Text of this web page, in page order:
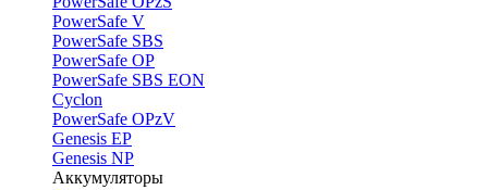
PowerSafe V
PоwerSafe SBS
PowerSafe OP
PоwerSafe SBS EON
Cyclon
PowerSafe OPzV
Genesis EP
Genesis NP
Аккумуляторы